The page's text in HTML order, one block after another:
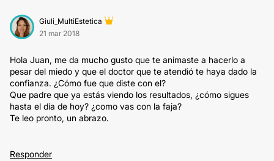
Giuli_MultiEstetica
21 mar 2018
Hola Juan, me da mucho gusto que te animaste a hacerlo a
pesar del miedo y que el doctor que te atendió te haya dado la
confianza. ¿Cómo fue que diste con el?
Que padre que ya estás viendo los resultados, ¿cómo sigues
hasta el día de hoy? ¿como vas con la faja?
Te leo pronto, un abrazo.
Responder